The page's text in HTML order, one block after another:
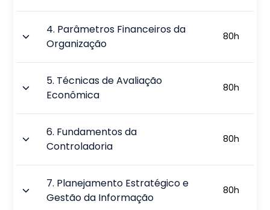
4. Parâmetros Financeiros da
Organização
80h
5. Técnicas de Avaliação
Econômica
80h
6. Fundamentos da
Controladoria
80h
7. Planejamento Estratégico e
Gestão da Informação
80h